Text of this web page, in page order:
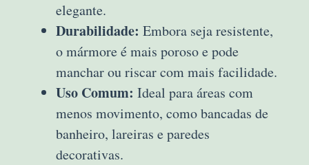
elegante.
Durabilidade: Embora seja resistente,
o mármore é mais poroso e pode
manchar ou riscar com mais facilidade.
Uso Comum: Ideal para áreas com
menos movimento, como bancadas de
banheiro, lareiras e paredes
decorativas.